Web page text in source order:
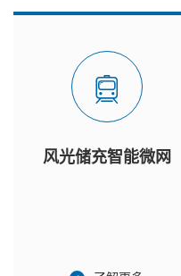
风光储充智能微网